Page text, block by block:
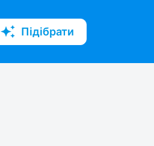
Підібрати